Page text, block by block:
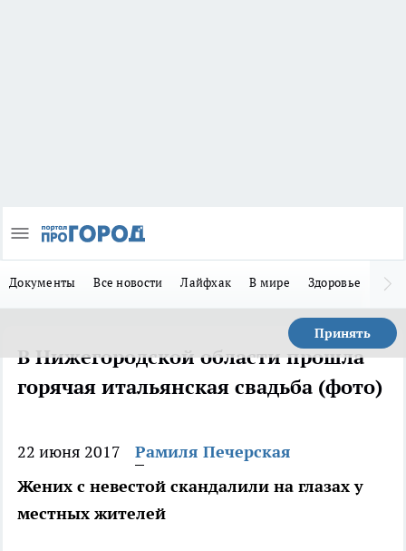
Документы Все новости Лайфхак В мире Здоровье
Принять
В Нижегородской области прошла
горячая итальянская свадьба (фото)
22 июня 2017
Рамиля Печерская
Жених с невестой скандалили на глазах у
местных жителей